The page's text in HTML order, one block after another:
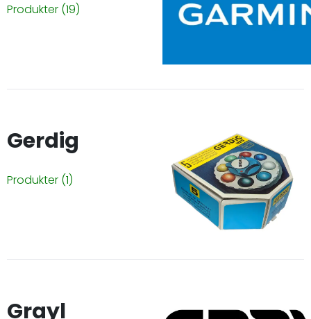
Produkter (19)
Gerdig
Produkter (1)
Grayl